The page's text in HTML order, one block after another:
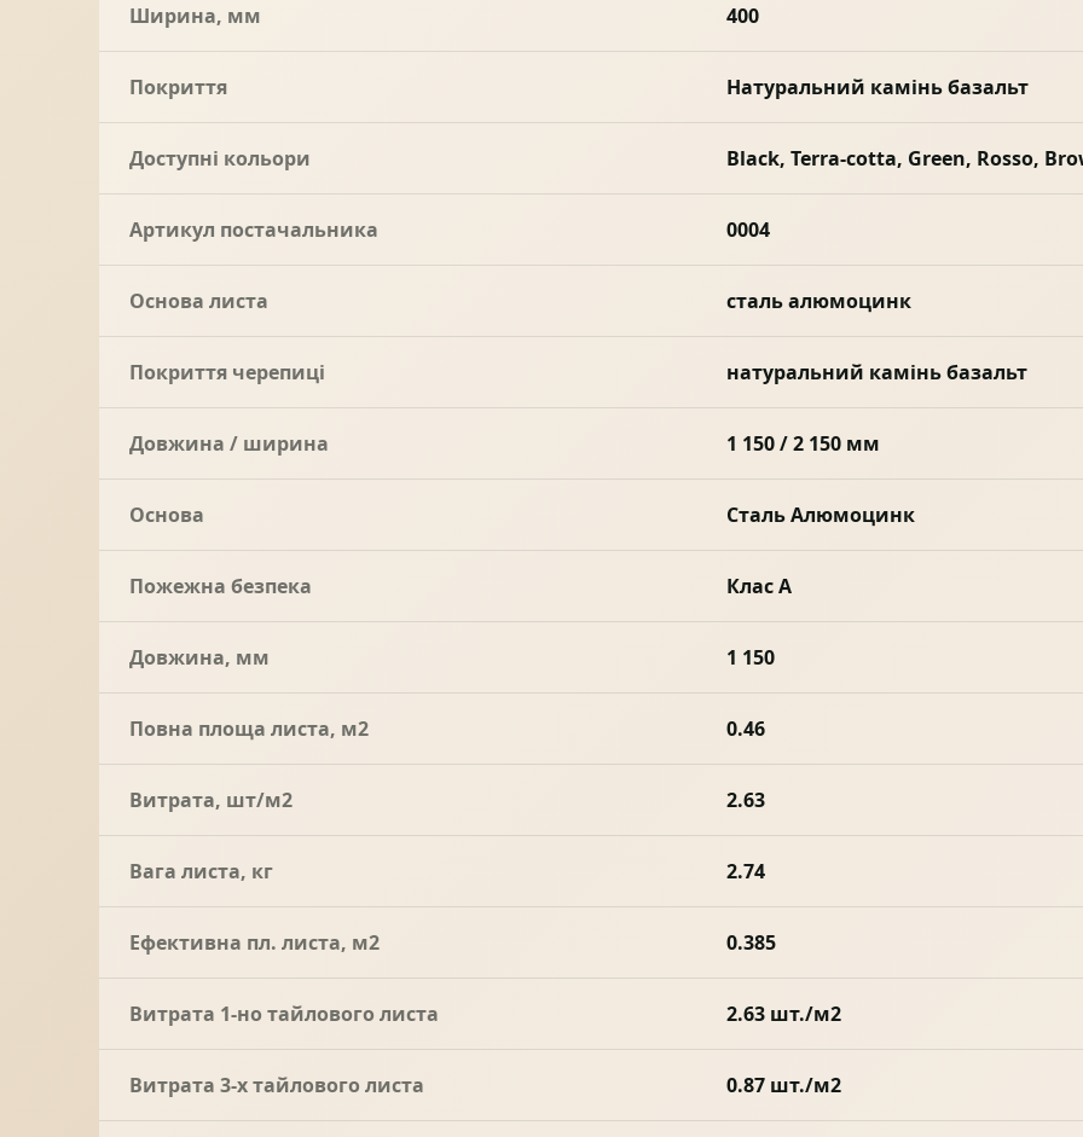
Ширина, мм 400
Покриття Натуральний камінь базальт
Доступні кольори Black, Terra-cotta, Green, Rosso,
Артикул постачальника 0004
Основа листа сталь алюмоцинк
Покриття черепиці натуральний камінь базальт
Довжина / ширина 1 150 / 2 150 мм
Основа Сталь Алюмоцинк
Пожежна безпека Клас А
Довжина, мм 1 150
Повна площа листа, м2 0.46
Витрата, шт/м2 2.63
Вага листа, кг 2.74
Ефективна пл. листа, м2 0.385
Витрата 1-но тайлового листа 2.63 шт./м2
Витрата 3-х тайлового листа 0.87 шт./м2